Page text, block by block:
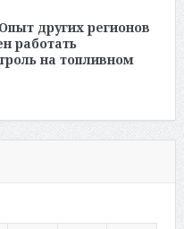
других регионов
работать
на топливном